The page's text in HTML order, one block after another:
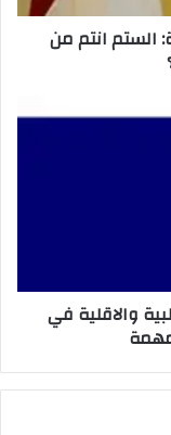
الستم انتم من
والاقلية في